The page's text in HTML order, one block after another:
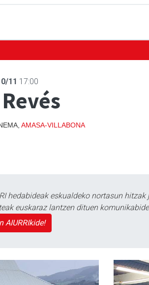
11 17:00
AMASA-VILLABONA
hedabideak eskualdeko nortasun
euskaraz lantzen dituen
AIURRIkide!